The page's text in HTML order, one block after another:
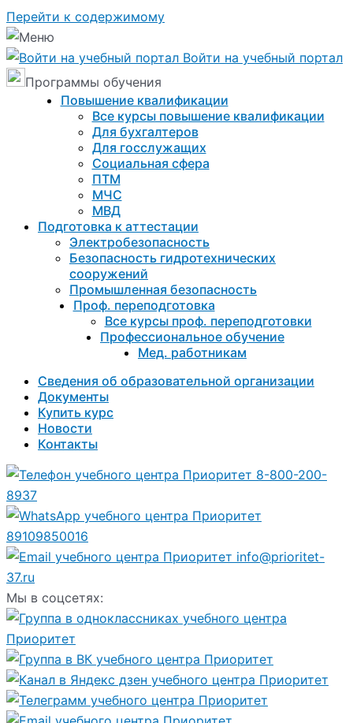
Перейти к содержимому
Войти на учебный портал
Программы обучения
Повышение квалификации
Все курсы повышение квалификации
Для бухгалтеров
Для госслужащих
Социальная сфера
ПТМ
МЧС
МВД
Подготовка к aттестации
Электробезопасность
Безопасность гидротехнических
сооружений
Промышленная безопасность
Проф. переподготовка
Все курсы проф. переподготовки
Профессиональное обучение
Мед. работникам
Сведения об образовательной организации
Документы
Купить курс
Новости
Контакты
8-800-200-
8937
89109850016
info@prioritet-
37.ru
Мы в соцсетях: